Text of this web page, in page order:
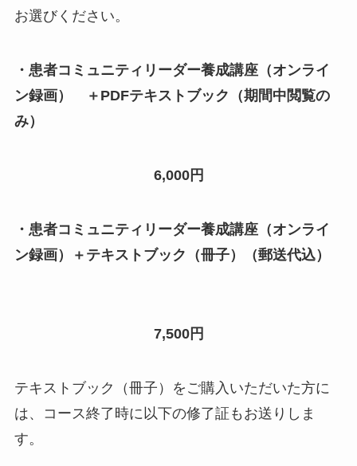
お選びください。
・ 患者コミュニティリーダー養成講座（オンライ
ン録画）
＋PDFテキストブック（期間中閲覧の
み）
6,000円
・ 患者コミュニティリーダー養成講座（オンライ
ン録画）
＋テキストブック（冊子）（郵送代込）
7,500円
テキストブック（冊子）をご購入いただいた方に
は、コース終了時に以下の修了証もお送りしま
す。